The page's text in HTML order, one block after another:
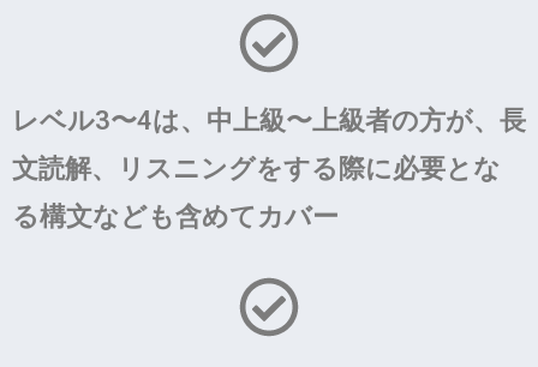
レベル3〜4は、中上級〜上級者の方が、長
文読解、リスニングをする際に必要とな
る構文なども含めてカバー